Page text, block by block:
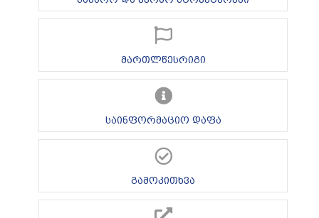
მართლწესრიგი
საინფორმაციო დაფა
გამოკითხვა